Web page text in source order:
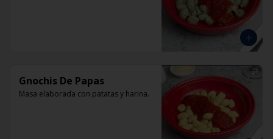
Gnochis De Papas
Masa elaborada con patatas y harina.